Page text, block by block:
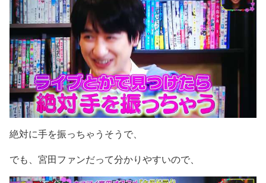
絶対に手を振っちゃうそうで、
でも、宮田ファンだって分かりやすいので、